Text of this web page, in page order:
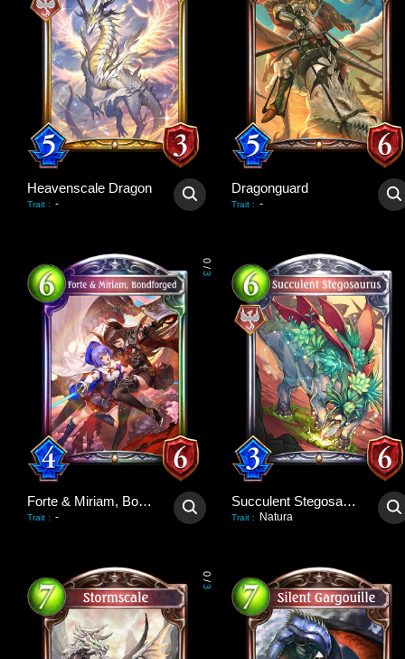
Heavenscale Dragon
Trait : -
Dragonguard
Trait : -
0
/
3
Forte & Miriam, Bondforged
Trait : -
Succulent Stegosaurus
Trait : Natura
0
/
3